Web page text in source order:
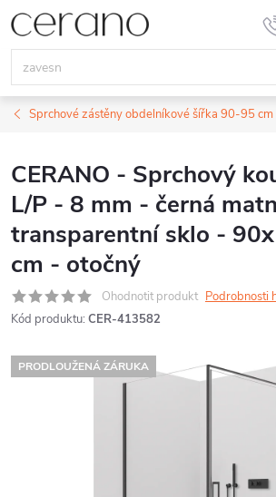
Přejít
na
obsah
Sprchové zástěny obdelníkové šířka 90-95 cm
CERANO - Sprchový
L/P - 8 mm - černá
transparentní sklo -
cm - otočný
Ohodnotit produkt Podrobnosti
Kód produktu: CER-413582
PRODLOUŽENÁ ZÁRUKA